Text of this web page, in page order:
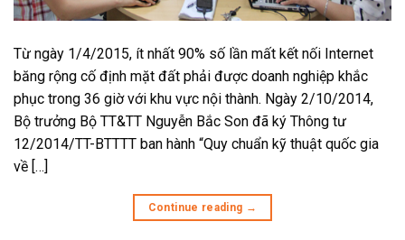
Từ ngày 1/4/2015, ít nhất 90% số lần mất kết nối Internet
băng rộng cố định mặt đất phải được doanh nghiệp khắc
phục trong 36 giờ với khu vực nội thành. Ngày 2/10/2014,
Bộ trưởng Bộ TT&TT Nguyễn Bắc Son đã ký Thông tư
12/2014/TT-BTTTT ban hành “Quy chuẩn kỹ thuật quốc gia
về […]
Continue reading →